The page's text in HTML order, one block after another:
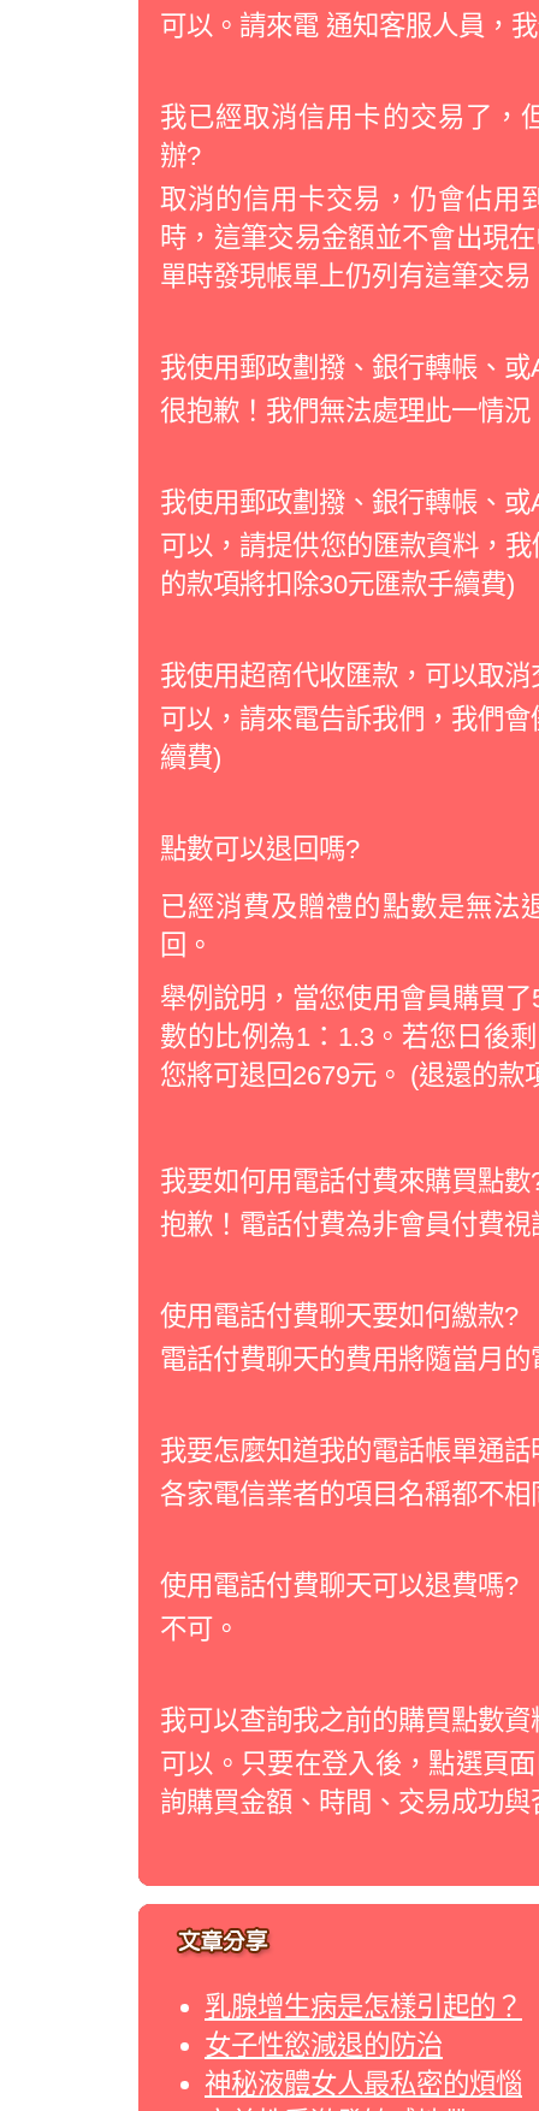
可以。請來電 通知客服人員，
我已經取消信用卡的交易了，
辦?
取消的信用卡交易，仍會佔用
時，這筆交易金額並不會出現
單時發現帳單上仍列有這筆交
我使用郵政劃撥、銀行轉帳、
很抱歉！我們無法處理此一情
我使用郵政劃撥、銀行轉帳、
可以，請提供您的匯款資料，
的款項將扣除30元匯款手續費)
我使用超商代收匯款，可以取消
可以，請來電告訴我們，我們
續費)
點數可以退回嗎?
已經消費及贈禮的點數是無法
回。
舉例說明，當您使用會員購買
數的比例為1：1.3。若您日後
您將可退回2679元。 (退還的款
我要如何用電話付費來購買點數
抱歉！電話付費為非會員付費
使用電話付費聊天要如何繳款?
電話付費聊天的費用將隨當月
我要怎麼知道我的電話帳單通
各家電信業者的項目名稱都不
使用電話付費聊天可以退費嗎?
不可。
我可以查詢我之前的購買點數資
可以。只要在登入後，點選頁
詢購買金額、時間、交易成功
乳腺增生病是怎樣引起的？
女子性慾減退的防治
神秘液體女人最私密的煩惱